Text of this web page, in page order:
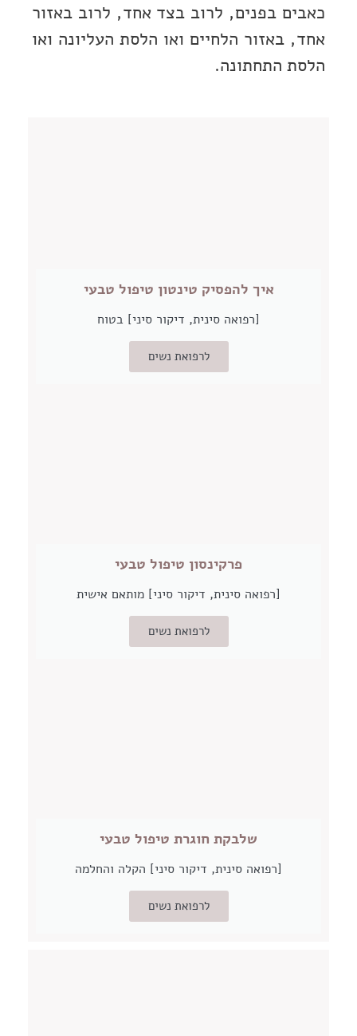
כאבים בפנים, לרוב בצד אחד, לרוב באזור
אחד, באזור הלחיים ואו הלסת העליונה ואו
הלסת התחתונה.
איך להפסיק טינטון טיפול טבעי
[רפואה סינית, דיקור סיני] בטוח
לרפואת נשים
פרקינסון טיפול טבעי
[רפואה סינית, דיקור סיני] מותאם אישית
לרפואת נשים
שלבקת חוגרת טיפול טבעי
[רפואה סינית, דיקור סיני] הקלה והחלמה
לרפואת נשים